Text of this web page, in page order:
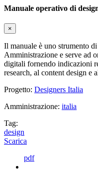
Manuale operativo di
×
Il manuale è uno strumento
Amministrazione e serve ad
digitali fornendo indicazioni
research, al content design e
Progetto: Designers Italia
Amministrazione: italia
Tag:
design
Scarica
pdf